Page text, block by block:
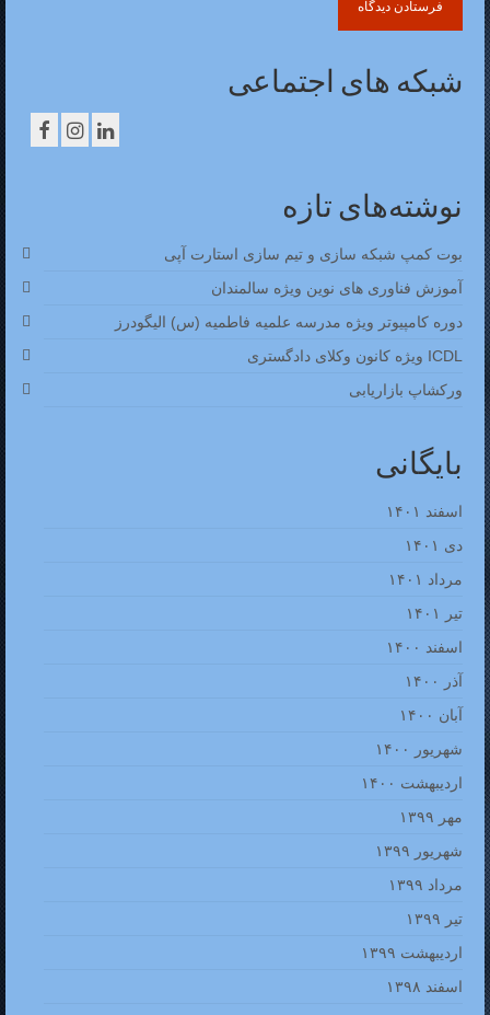
شبکه های اجتماعی
نوشته‌های تازه
بوت کمپ شبکه سازی و تیم سازی استارت آپی
آموزش فناوری های نوین ویژه سالمندان
دوره کامپیوتر ویژه مدرسه علمیه فاطمیه (س) الیگودرز
ICDL ویژه کانون وکلای دادگستری
ورکشاپ بازاریابی
بایگانی
اسفند ۱۴۰۱
دی ۱۴۰۱
مرداد ۱۴۰۱
تیر ۱۴۰۱
اسفند ۱۴۰۰
آذر ۱۴۰۰
آبان ۱۴۰۰
شهریور ۱۴۰۰
اردیبهشت ۱۴۰۰
مهر ۱۳۹۹
شهریور ۱۳۹۹
مرداد ۱۳۹۹
تیر ۱۳۹۹
اردیبهشت ۱۳۹۹
اسفند ۱۳۹۸